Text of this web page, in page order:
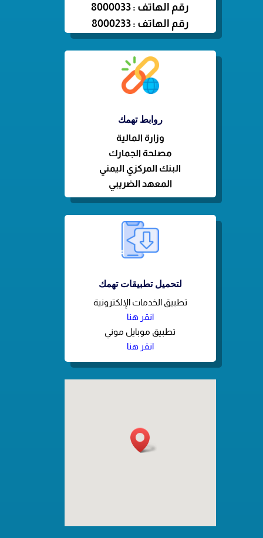
رقم الهاتف : 8000033
رقم الهاتف : 8000233
روابط تهمك
وزارة المالية
مصلحة الجمارك
البنك المركزي اليمني
المعهد الضريبي
لتحميل تطبيقات تهمك
تطبيق الخدمات الإلكترونية
انقر هنا
تطبيق موبايل موني
انقر هنا